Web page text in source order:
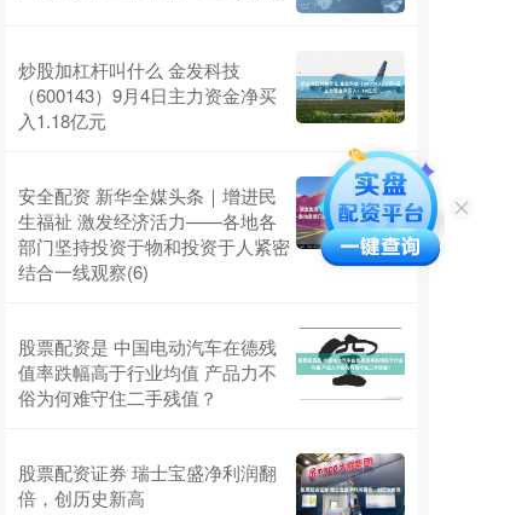
炒股加杠杆叫什么 金发科技
（600143）9月4日主力资金净买
入1.18亿元
安全配资 新华全媒头条｜增进民
生福祉 激发经济活力——各地各
部门坚持投资于物和投资于人紧密
结合一线观察(6)
股票配资是 中国电动汽车在德残
值率跌幅高于行业均值 产品力不
俗为何难守住二手残值？
股票配资证券 瑞士宝盛净利润翻
倍，创历史新高